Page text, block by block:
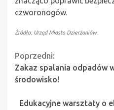
czworonogów.
Źródło: Urząd Miasta Dzierżoniów
Continue
Reading
Poprzedni:
Zakaz spalania odpadów
środowisko!
Edukacyjne warsztaty o